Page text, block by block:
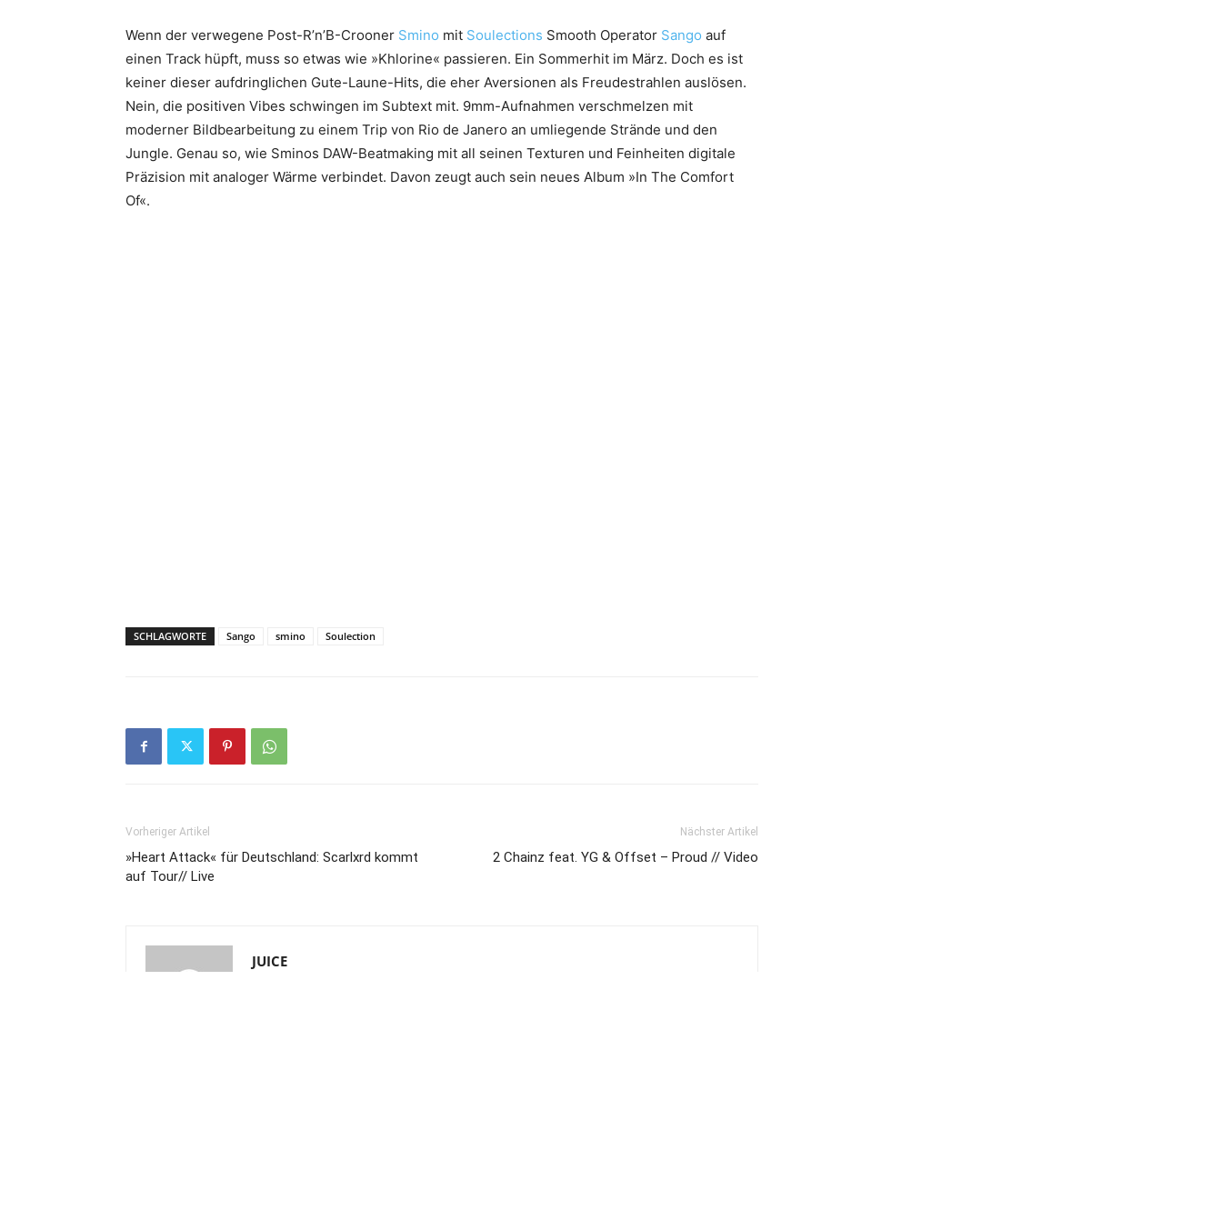
Wenn der verwegene Post-R’n’B-Crooner Smino mit Soulections Smooth Operator Sango auf
einen Track hüpft, muss so etwas wie »Khlorine« passieren. Ein Sommerhit im März. Doch es ist
keiner dieser aufdringlichen Gute-Laune-Hits, die eher Aversionen als Freudestrahlen auslösen.
Nein, die positiven Vibes schwingen im Subtext mit. 9mm-Aufnahmen verschmelzen mit
moderner Bildbearbeitung zu einem Trip von Rio de Janero an umliegende Strände und den
Jungle. Genau so, wie Sminos DAW-Beatmaking mit all seinen Texturen und Feinheiten digitale
Präzision mit analoger Wärme verbindet. Davon zeugt auch sein neues Album »In The Comfort
Of«.
SCHLAGWORTE Sango smino Soulection
Vorheriger Artikel
»Heart Attack« für Deutschland: Scarlxrd kommt
auf Tour// Live
Nächster Artikel
2 Chainz feat. YG & Offset – Proud // Video
JUICE